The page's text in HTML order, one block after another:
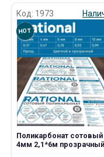
Код: 1973
HOT
Поликарбонат сотовый
4мм 2,1*6м прозрачный